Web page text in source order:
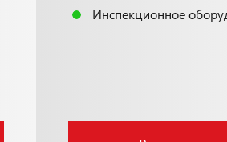
Инспекционное